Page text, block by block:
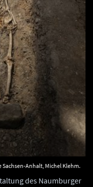
Anhalt, Michel Klehm.
des Naumburger